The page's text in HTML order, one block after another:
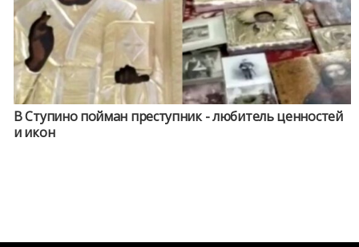
В Ступино пойман преступник - любитель ценностей
и икон